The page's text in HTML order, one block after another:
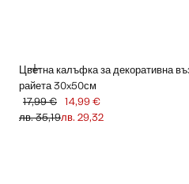
Цветна калъфка за декоративна
райета 30x50см
ДОБАВЯНЕ
Задраскана първоначална цена
17,99 €
лв. 35,19
Текуща цена [14,99 € лв. 29,32]
14,99 €
лв. 29,32